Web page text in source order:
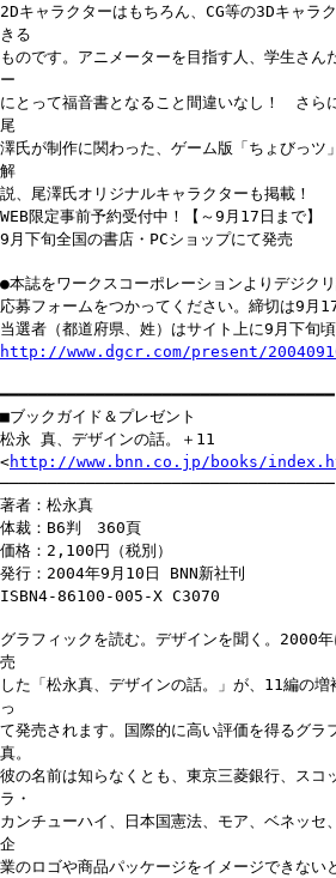
2Dキャラクターはもちろん、CG等の3Dキャラ
きる
ものです。アニメーターを目指す人、学生さん
ー
にとって福音書となること間違いなし！ さら
尾
澤氏が制作に関わった、ゲーム版「ちょびっツ
解
説、尾澤氏オリジナルキャラクターも掲載！
WEB限定事前予約受付中！【～9月17日まで】
9月下旬全国の書店・PCショップにて発売
●本誌をワークスコーポレーションよりデジク
応募フォームをつかってください。締切は9月
当選者（都道府県、姓）はサイト上に9月下旬頃
http://www.dgcr.com/present/
━━━━━━━━━━━━━━━━━━━━━━━━━━━━━━━━━━━
■ブックガイド＆プレゼント
松永 真、デザインの話。＋11
<http://www.bnn.co.jp/books/
───────────────────────────────────
著者：松永真
体裁：B6判 360頁
価格：2,100円（税別）
発行：2004年9月10日 BNN新社刊
ISBN4-86100-005-X C3070
グラフィックを読む。デザインを聞く。2000
売
した「松永真、デザインの話。」が、11編の
っ
て発売されます。国際的に高い評価を得るグラ
真。
彼の名前は知らなくとも、東京三菱銀行、スコ
ラ・
カンチューハイ、日本国憲法、モア、ベネッセ
企
業のロゴや商品パッケージをイメージできない